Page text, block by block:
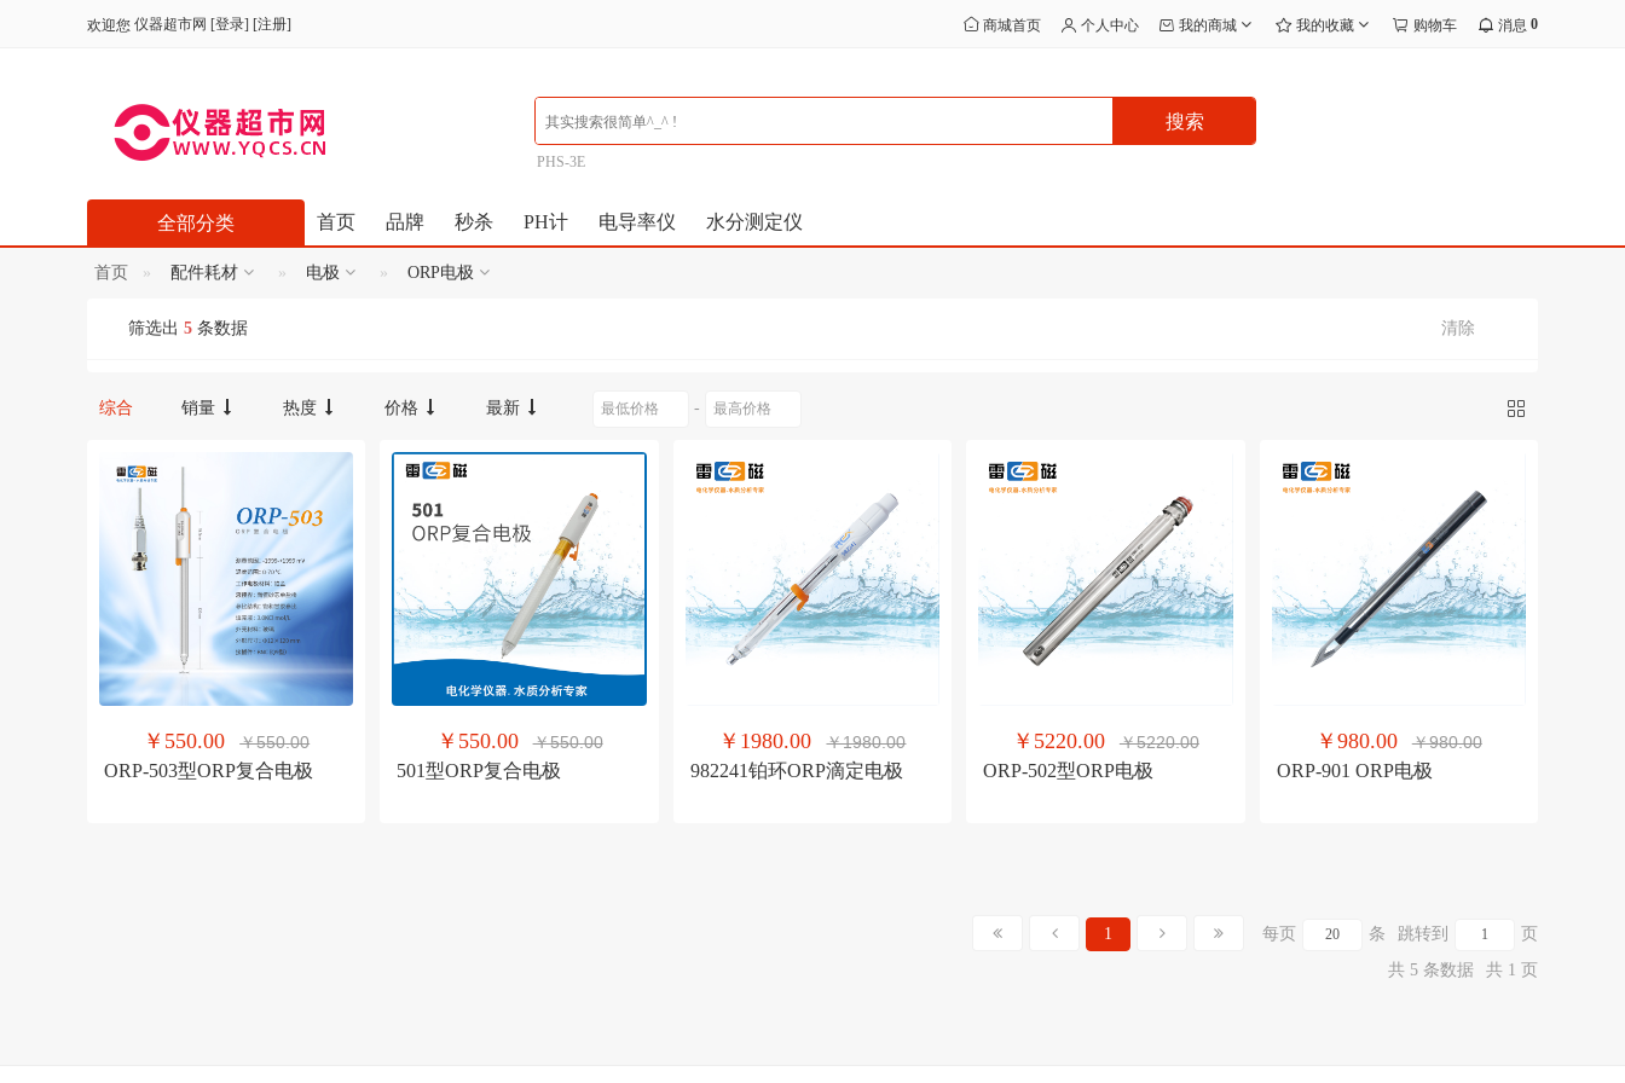
欢迎您 仪器超市网 [登录] [注册] 商城首页 个人中心 我的商城 我的收藏 购物车 消息 0
搜索
PHS-3E
首页 品牌 秒杀 PH计 电导率仪 水分测定仪
全部分类
首页 配件耗材 电极 ORP电极
筛选出 5 条数据 清除
综合 销量 热度 价格 最新 -
￥550.00 ￥550.00
ORP-503型ORP复合电极
￥550.00 ￥550.00
501型ORP复合电极
￥1980.00 ￥1980.00
982241铂环ORP滴定电极
￥5220.00 ￥5220.00
ORP-502型ORP电极
￥980.00 ￥980.00
ORP-901 ORP电极
1 每页 条 跳转到
页
共 5 条数据
共 1 页